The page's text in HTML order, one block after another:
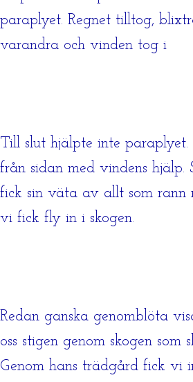
paraplyet. Regnet tilltog,
varandra och vinden tog i
Till slut hjälpte inte paraplyet.
från sidan med vindens hjälp.
fick sin väta av allt som rann
vi fick fly in i skogen.
Redan ganska genomblöta
oss stigen genom skogen som
Genom hans trädgård fick vi